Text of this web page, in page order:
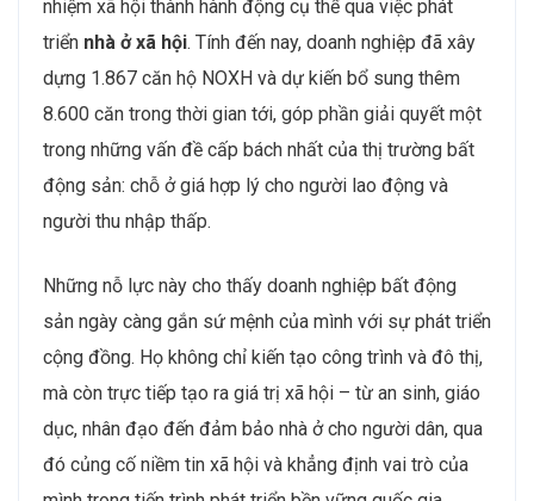
nhiệm xã hội thành hành động cụ thể qua việc phát
triển nhà ở xã hội. Tính đến nay, doanh nghiệp đã xây
dựng 1.867 căn hộ NOXH và dự kiến bổ sung thêm
8.600 căn trong thời gian tới, góp phần giải quyết một
trong những vấn đề cấp bách nhất của thị trường bất
động sản: chỗ ở giá hợp lý cho người lao động và
người thu nhập thấp.
Những nỗ lực này cho thấy doanh nghiệp bất động
sản ngày càng gắn sứ mệnh của mình với sự phát triển
cộng đồng. Họ không chỉ kiến tạo công trình và đô thị,
mà còn trực tiếp tạo ra giá trị xã hội – từ an sinh, giáo
dục, nhân đạo đến đảm bảo nhà ở cho người dân, qua
đó củng cố niềm tin xã hội và khẳng định vai trò của